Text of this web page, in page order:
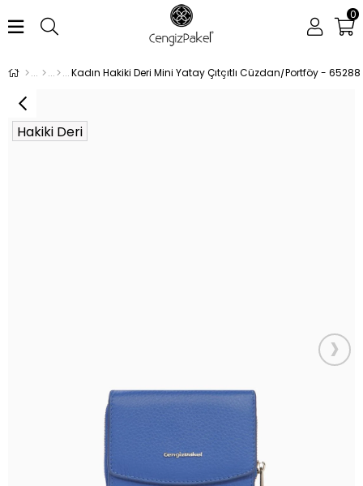
0
Kadın Hakiki Deri Mini Yatay Çıtçıtlı Cüzdan/Portföy -
›
Hakiki Deri